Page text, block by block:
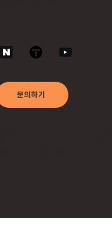
문의하기